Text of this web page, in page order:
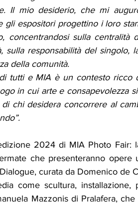
Il mio desiderio, che mi
gli espositori progettino i loro
concentrandosi sulla centralità
responsabilità del singolo,
della comunità.
tutti e MIA è un contesto ricco
in cui arte e consapevolezza
chi desidera concorrere al
2024 di MIA Photo Fair:
che presenteranno opere
curata da Domenico de
come scultura, installazione,
Mazzonis di Pralafera,